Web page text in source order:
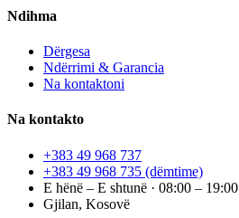
Ndihma
Dërgesa
Ndërrimi & Garancia
Na kontaktoni
Na kontakto
+383 49 968 737
+383 49 968 735 (dëmtime)
E hënë – E shtunë · 08:00 – 19:00
Gjilan, Kosovë